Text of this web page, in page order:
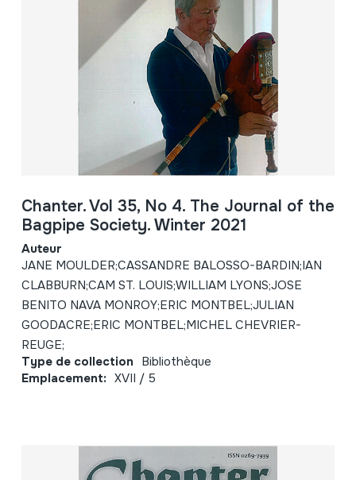
Chanter. Vol 35, No 4. The Journal of the
Bagpipe Society. Winter 2021
Auteur
JANE MOULDER;CASSANDRE BALOSSO-BARDIN;IAN
CLABBURN;CAM ST. LOUIS;WILLIAM LYONS;JOSE
BENITO NAVA MONROY;ERIC MONTBEL;JULIAN
GOODACRE;ERIC MONTBEL;MICHEL CHEVRIER-
REUGE;
Type de collection Bibliothèque
Emplacement: XVII / 5